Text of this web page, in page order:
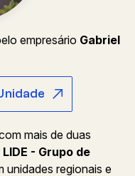
empresário Gabriel
mais de duas
LIDE - Grupo de
unidades regionais e